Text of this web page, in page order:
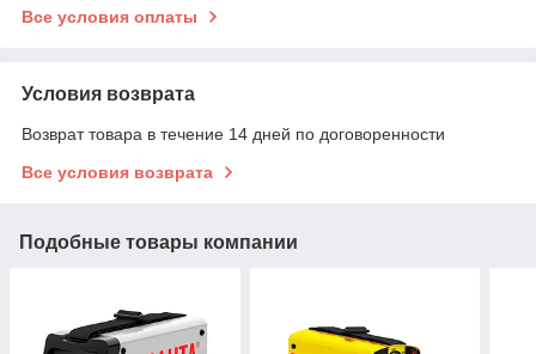
Все условия оплаты
Условия возврата
Возврат товара в течение 14 дней по договоренности
Все условия возврата
Подобные товары компании